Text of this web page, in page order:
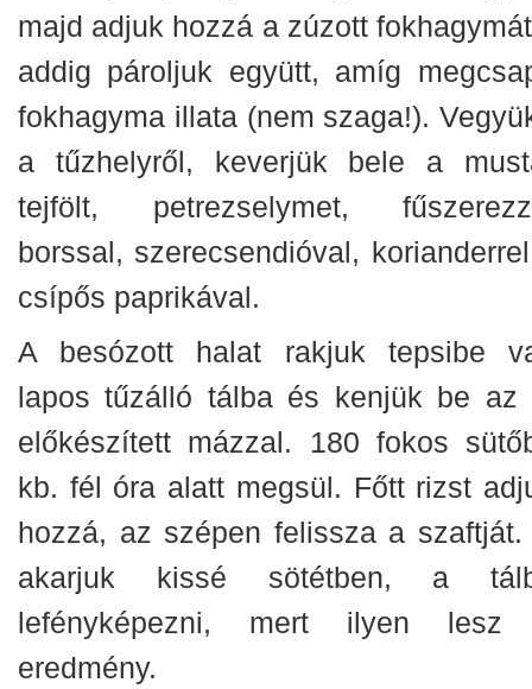
majd adjuk hozzá a zúzott
addig pároljuk együtt, amíg
fokhagyma illata (nem szaga!).
a tűzhelyről, keverjük bele a
tejfölt, petrezselymet,
borssal, szerecsendióval,
csípős paprikával.
A besózott halat rakjuk tepsibe
lapos tűzálló tálba és kenjük be az
előkészített mázzal. 180 fokos
kb. fél óra alatt megsül. Főtt rizst
hozzá, az szépen felissza a szaftját.
akarjuk kissé sötétben, a
lefényképezni, mert ilyen lesz
eredmény.